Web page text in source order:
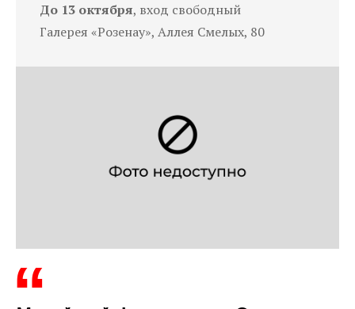
До 13 октября, вход свободный
Галерея «Розенау», Аллея Смелых, 80